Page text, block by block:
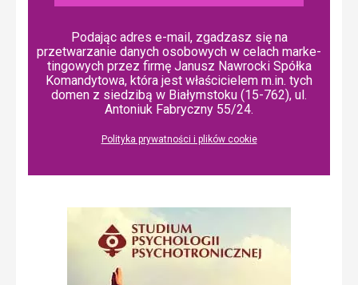
Podając adres e-mail, zgadzasz się na
przetwarzanie danych osobowych w ce­lach mar­ke­
tin­go­wych przez firmę Janusz Nawrocki Spółka
Komandytowa, która jest właścicielem m.in. tych
domen z siedzibą w Białymstoku (15-762), ul.
Antoniuk Fabryczny 55/24.
Polityka prywatności i plików cookie